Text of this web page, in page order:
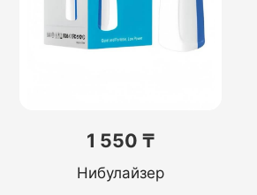
1 550 ₸
Нибулайзер